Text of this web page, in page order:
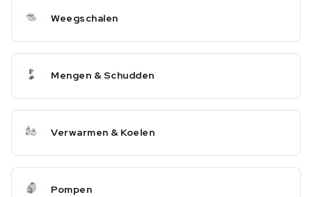
Weegschalen
Mengen & Schudden
Verwarmen & Koelen
Pompen